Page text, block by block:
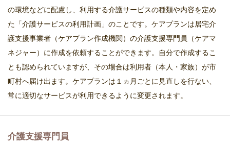
の環境などに配慮し、利用する介護サービスの種類や内容を定め
た「介護サービスの利用計画」のことです。ケアプランは居宅介
護支援事業者（ケアプラン作成機関）の介護支援専門員（ケアマ
ネジャー）に作成を依頼することができます。自分で作成するこ
とも認められていますが、その場合は利用者（本人・家族）が市
町村へ届け出ます。ケアプランは１ヵ月ごとに見直しを行ない、
常に適切なサービスが利用できるように変更されます。
介護支援専門員